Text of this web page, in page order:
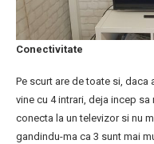
Conectivitate
Pe scurt are de toate si, daca
vine cu 4 intrari, deja incep
conecta la un televizor si nu
gandindu-ma ca 3 sunt mai